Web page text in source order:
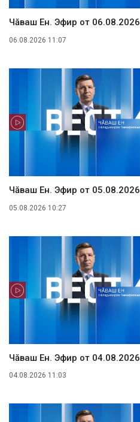
Чăваш Ен. Эфир от 06.08.2026
06.08.2026 11:07
Чăваш Ен. Эфир от 05.08.2026
05.08.2026 10:27
Чăваш Ен. Эфир от 04.08.2026
04.08.2026 11:03